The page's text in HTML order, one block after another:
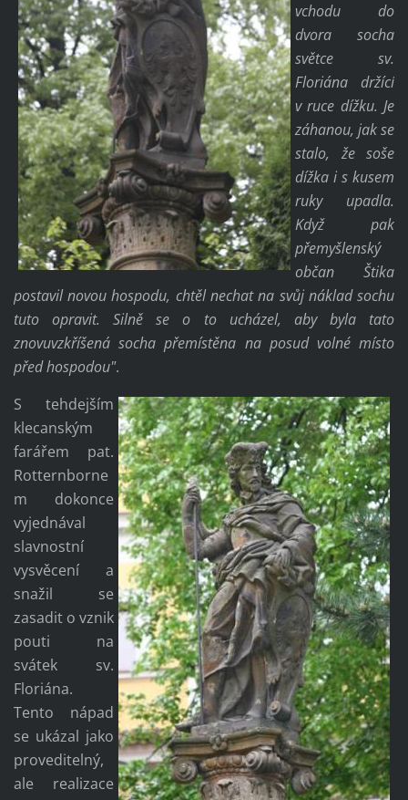
vchodu do
dvora socha
světce sv.
Floriána držící
v ruce dížku. Je
záhanou, jak se
stalo, že soše
dížka i s kusem
ruky upadla.
Když pak
přemyšlenský
občan Štika
postavil novou hospodu, chtěl nechat na svůj náklad sochu
tuto opravit. Silně se o to ucházel, aby byla tato
znovuvzkříšená socha přemístěna na posud volné místo
před hospodou".
S tehdejším
klecanským
farářem pat.
Rotternborne
m dokonce
vyjednával
slavnostní
vysvěcení a
snažil se
zasadit o vznik
pouti na
svátek sv.
Floriána.
Tento nápad
se ukázal jako
proveditelný,
ale realizace